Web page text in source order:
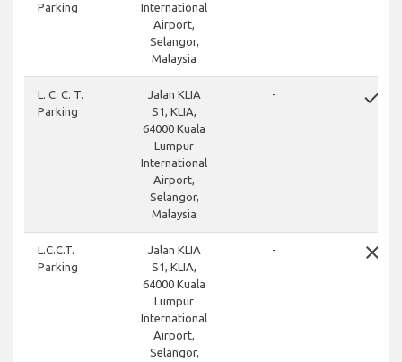
Parking
International
Airport,
Selangor,
Malaysia
L. C. C. T.
Parking
Jalan KLIA
S1, KLIA,
64000 Kuala
Lumpur
International
Airport,
Selangor,
Malaysia
- done
L.C.C.T.
Parking
Jalan KLIA
S1, KLIA,
64000 Kuala
Lumpur
International
Airport,
Selangor,
- close